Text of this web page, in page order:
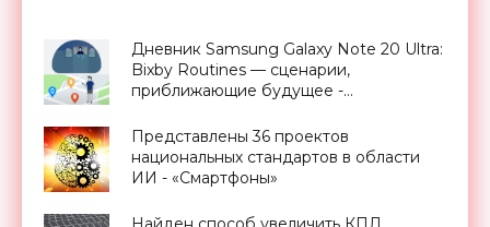
Дневник Samsung Galaxy Note 20 Ultra:
Bixby Routines — сценарии,
приближающие будущее -
Представлены 36 проектов
национальных стандартов в области
ИИ - «Смартфоны»